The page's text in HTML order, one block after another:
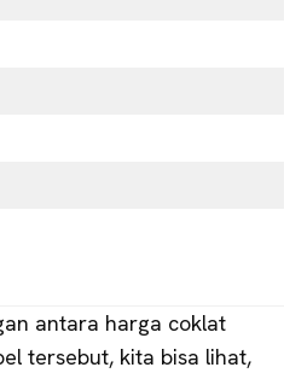
antara harga coklat
tersebut, kita bisa lihat,